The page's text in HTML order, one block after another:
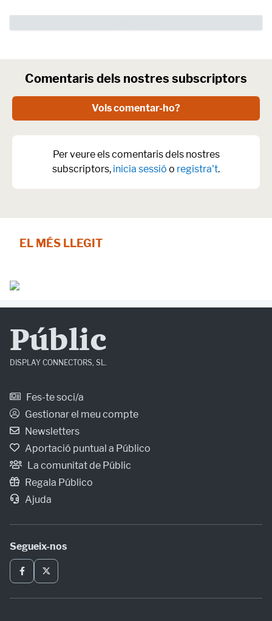
Comentaris dels nostres subscriptors
Vols comentar-ho?
Per veure els comentaris dels nostres
subscriptors, inicia sessió o registra't.
EL MÉS LLEGIT
Públic
DISPLAY CONNECTORS, SL.
Fes-te soci/a
Gestionar el meu compte
Newsletters
Aportació puntual a Público
La comunitat de Públic
Regala Público
Ajuda
Segueix-nos